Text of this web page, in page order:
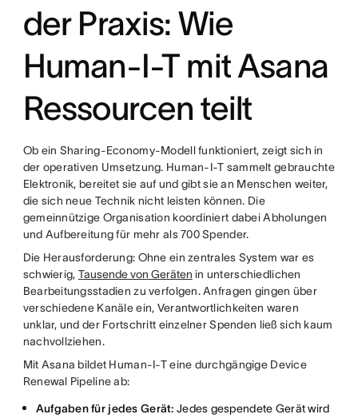
der Praxis: Wie
Human-I-T mit Asana
Ressourcen teilt
Ob ein Sharing-Economy-Modell funktioniert, zeigt sich in
der operativen Umsetzung. Human-I-T sammelt gebrauchte
Elektronik, bereitet sie auf und gibt sie an Menschen weiter,
die sich neue Technik nicht leisten können. Die
gemeinnützige Organisation koordiniert dabei Abholungen
und Aufbereitung für mehr als 700 Spender.
Die Herausforderung: Ohne ein zentrales System war es
schwierig, Tausende von Geräten in unterschiedlichen
Bearbeitungsstadien zu verfolgen. Anfragen gingen über
verschiedene Kanäle ein, Verantwortlichkeiten waren
unklar, und der Fortschritt einzelner Spenden ließ sich kaum
nachvollziehen.
Mit Asana bildet Human-I-T eine durchgängige Device
Renewal Pipeline ab:
Aufgaben für jedes Gerät: Jedes gespendete Gerät wird